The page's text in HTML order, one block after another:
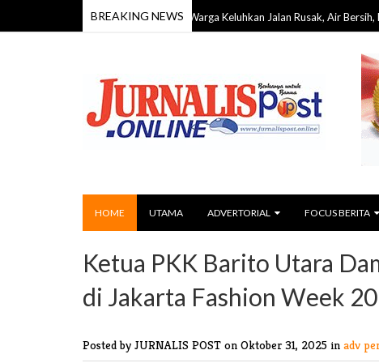
BREAKING NEWS
DPRD Barito Timur Dapil III, Warga Keluhkan Jalan Rusak, Air Bersih, hingga
HOME UTAMA ADVERTORIAL FOCUS BERITA
Ketua PKK Barito Utara
di Jakarta Fashion Week
Posted by JURNALIS POST on Oktober 31, 2025 in adv